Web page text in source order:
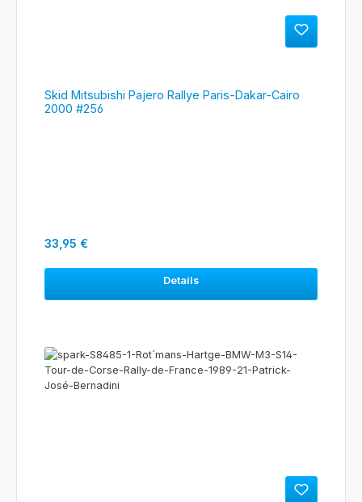
Skid Mitsubishi Pajero Rallye Paris-Dakar-Cairo
2000 #256
Regulärer Preis:
33,95 €
Details